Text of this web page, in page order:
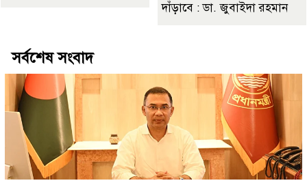
দাঁড়াবে : ডা. জুবাইদা রহমান
সর্বশেষ সংবাদ